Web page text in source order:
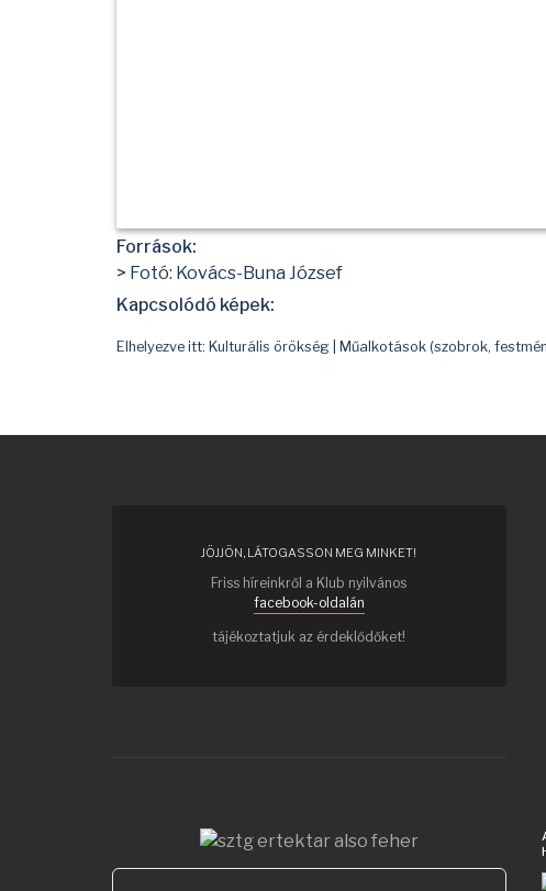
Források:
> Fotó: Kovács-Buna József
Kapcsolódó képek:
Elhelyezve itt: Kulturális örökség Műalkotások (szobrok,
JÖJJÖN, LÁTOGASSON MEG MINKET!
Friss híreinkről a Klub nyilvános
facebook-oldalán
tájékoztatjuk az érdeklődőket!